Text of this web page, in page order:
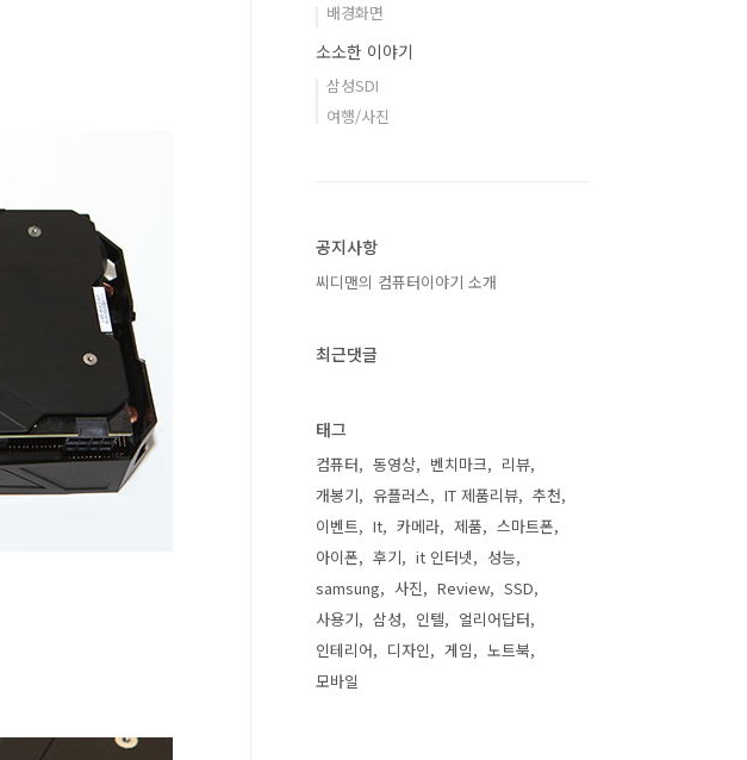
배경화면
소소한 이야기
삼성SDI
여행/사진
공지사항
씨디맨의 컴퓨터이야기 소개
최근댓글
태그
컴퓨터 동영상 벤치마크
리뷰
개봉기
유플러스 IT 제품리뷰
추천
이벤트
It 카메라 제품
스마트폰
아이폰
후기 it 인터넷
성능
samsung
사진 Review
SSD
사용기
삼성 인텔
얼리어답터
인테리어
디자인 게임
노트북
모바일